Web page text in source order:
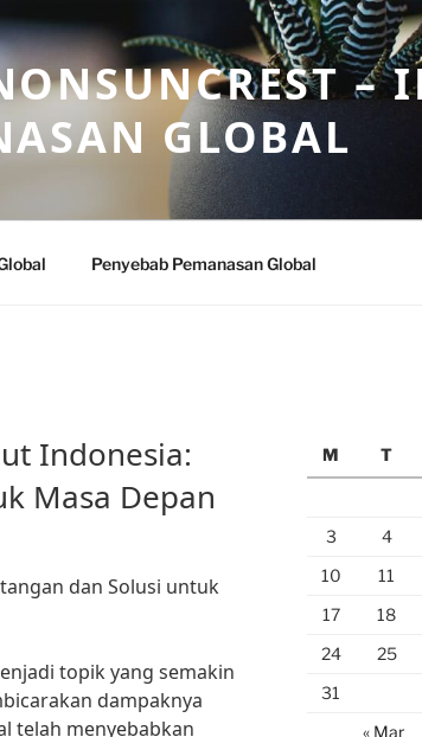
–
GLOBAL
Penyebab Pemanasan Global
Indonesia:
Masa Depan
dan Solusi untuk
topik yang semakin
dampaknya
telah menyebabkan
M
T
3
4
10
11
17
18
24
25
31
« Mar